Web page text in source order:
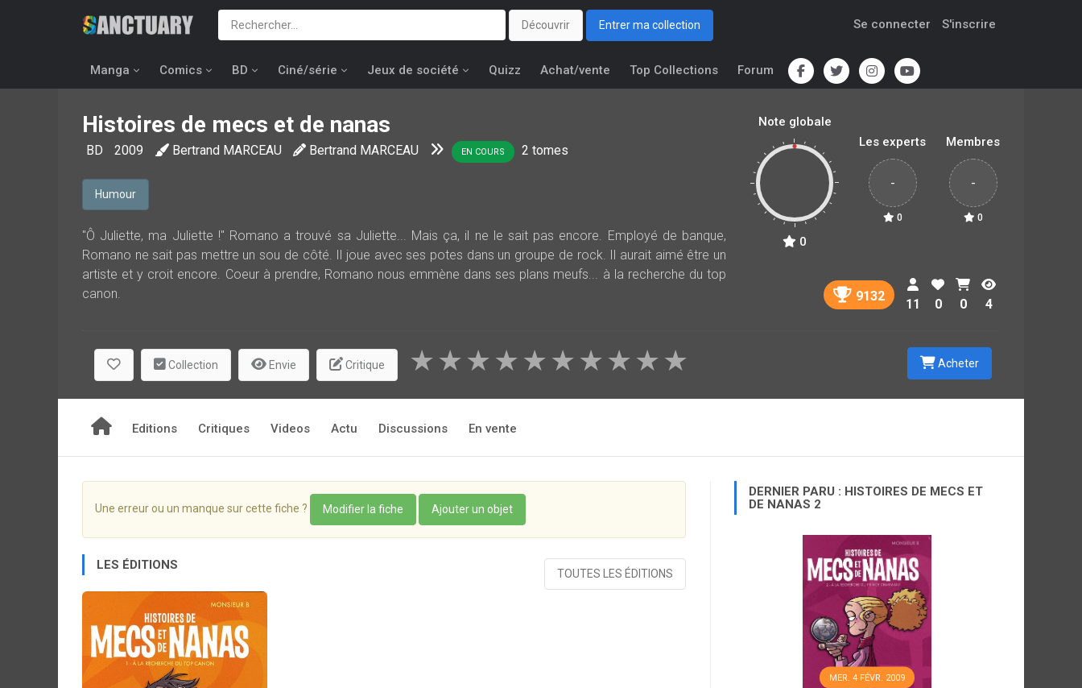
Découvrir Entrer ma collection Se connecter S'inscrire
Manga Comics BD Ciné/série Jeux de société Quizz Achat/vente Top Collections Forum
Histoires de mecs et de nanas
BD 2009 Bertrand MARCEAU Bertrand MARCEAU EN COURS 2 tomes
Humour
"Ô Juliette, ma Juliette !" Romano a trouvé sa Juliette... Mais ça, il ne le sait pas encore. Employé de banque,
Romano ne sait pas mettre un sou de côté. Il joue avec ses potes dans un groupe de rock. Il aurait aimé être un
artiste et y croit encore. Coeur à prendre, Romano nous emmène dans ses plans meufs... à la recherche du top
canon.
Note globale
0
Les experts
-
0
Membres
-
0
9132
11 0 0 4
Collection Envie Critique ★
★
★
★
★
★
★
★
★
★ Acheter
Editions Critiques Videos Actu Discussions En vente
Une erreur ou un manque sur cette fiche ? Modifier la fiche Ajouter un objet
LES ÉDITIONS
TOUTES LES ÉDITIONS
DERNIER PARU : HISTOIRES DE MECS ET
DE NANAS 2
MER. 4 FÉVR. 2009